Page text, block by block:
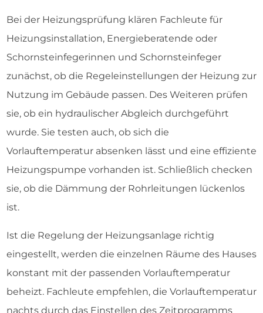
Bei der Heizungsprüfung klären Fachleute für
Heizungsinstallation, Energieberatende oder
Schornsteinfegerinnen und Schornsteinfeger
zunächst, ob die Regeleinstellungen der Heizung zur
Nutzung im Gebäude passen. Des Weiteren prüfen
sie, ob ein hydraulischer Abgleich durchgeführt
wurde. Sie testen auch, ob sich die
Vorlauftemperatur absenken lässt und eine effiziente
Heizungspumpe vorhanden ist. Schließlich checken
sie, ob die Dämmung der Rohrleitungen lückenlos
ist.
Ist die Regelung der Heizungsanlage richtig
eingestellt, werden die einzelnen Räume des Hauses
konstant mit der passenden Vorlauftemperatur
beheizt. Fachleute empfehlen, die Vorlauftemperatur
nachts durch das Einstellen des Zeitprogramms